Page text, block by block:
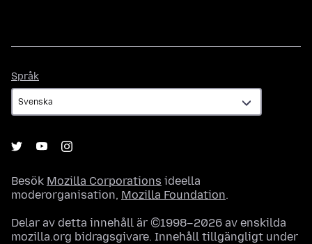
Språk
Besök Mozilla Corporations ideella
moderorganisation, Mozilla Foundation.
Delar av detta innehåll är ©1998–2026 av enskilda
mozilla.org bidragsgivare. Innehåll tillgängligt under